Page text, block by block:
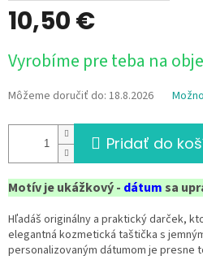
10,50 €
cena:
Vyrobíme pre teba na
Môžeme doručiť do: 18.8.2026
Pridať do
Motív je ukážkový - dátumsa
Hľadáš originálny a praktický darček,
elegantná kozmetická taštička s
personalizovaným dátumom je presne